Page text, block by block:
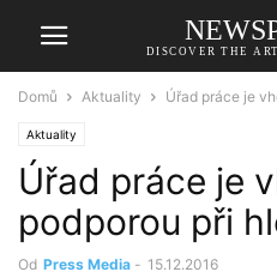
DISCOVER THE
Domů Aktuality Úřad práce je
Aktuality
Úřad práce je
podporou při
Od Press Media - 15.12.2016